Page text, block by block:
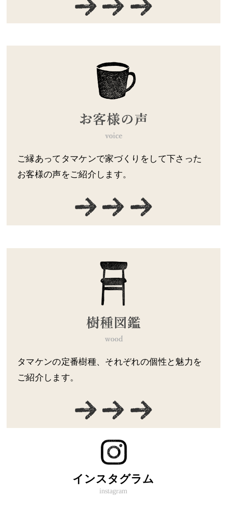
ご縁あってタマケンで家づくりをして下さった
お客様の声をご紹介します。
タマケンの定番樹種、それぞれの個性と魅力を
ご紹介します。
インスタグラム
instagram